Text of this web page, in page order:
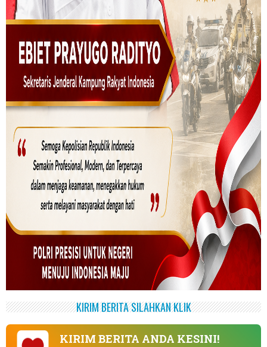
KIRIM BERITA SILAHKAN KLIK
KIRIM BERITA ANDA KESINI!